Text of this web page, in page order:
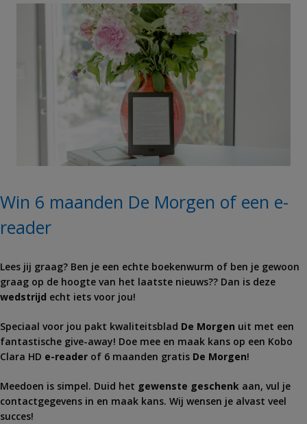
Win 6 maanden De Morgen of een e-
reader
Lees jij graag? Ben je een echte boekenwurm of ben je gewoon
graag op de hoogte van het laatste nieuws?? Dan is deze
wedstrijd echt iets voor jou!
Speciaal voor jou pakt kwaliteitsblad De Morgen uit met een
fantastische give-away! Doe mee en maak kans op een Kobo
Clara HD e-reader of 6 maanden gratis De Morgen!
Meedoen is simpel. Duid het gewenste geschenk aan, vul je
contactgegevens in en maak kans. Wij wensen je alvast veel
succes!